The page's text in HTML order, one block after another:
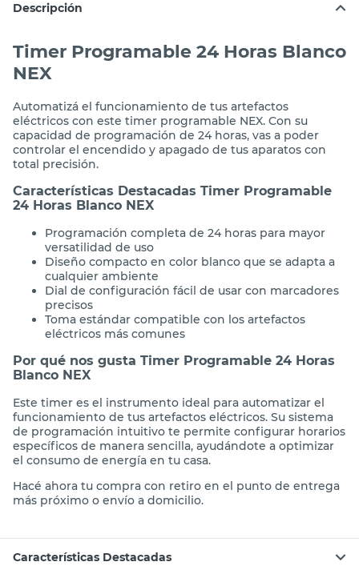
Descripción
Timer Programable 24 Horas Blanco
NEX
Automatizá el funcionamiento de tus artefactos
eléctricos con este timer programable NEX. Con su
capacidad de programación de 24 horas, vas a poder
controlar el encendido y apagado de tus aparatos con
total precisión.
Características Destacadas Timer Programable
24 Horas Blanco NEX
Programación completa de 24 horas para mayor
versatilidad de uso
Diseño compacto en color blanco que se adapta a
cualquier ambiente
Dial de configuración fácil de usar con marcadores
precisos
Toma estándar compatible con los artefactos
eléctricos más comunes
Por qué nos gusta Timer Programable 24 Horas
Blanco NEX
Este timer es el instrumento ideal para automatizar el
funcionamiento de tus artefactos eléctricos. Su sistema
de programación intuitivo te permite configurar horarios
específicos de manera sencilla, ayudándote a optimizar
el consumo de energía en tu casa.
Hacé ahora tu compra con retiro en el punto de entrega
más próximo o envío a domicilio.
Características Destacadas